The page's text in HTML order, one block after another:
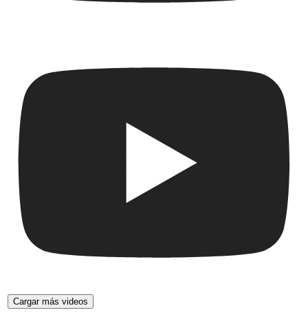
Cargar más videos